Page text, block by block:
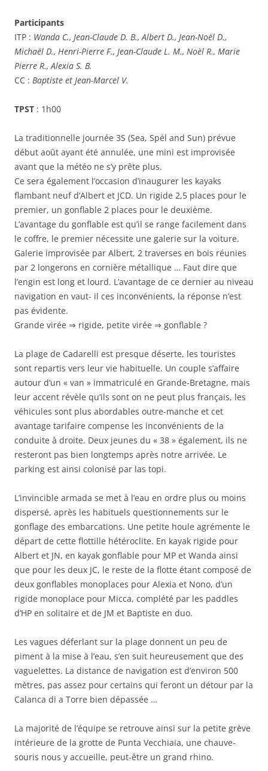
Participants
ITP : Wanda C., Jean-Claude D. B., Albert D., Jean-Noël D.,
Michaël D., Henri-Pierre F., Jean-Claude L. M., Noël R., Marie
Pierre R., Alexia S. B.
CC : Baptiste et Jean-Marcel V.
TPST : 1h00
La traditionnelle journée 3S (Sea, Spél and Sun) prévue
début août ayant été annulée, une mini est improvisée
avant que la météo ne s’y prête plus.
Ce sera également l’occasion d’inaugurer les kayaks
flambant neuf d’Albert et JCD. Un rigide 2,5 places pour le
premier, un gonflable 2 places pour le deuxième.
L’avantage du gonflable est qu’il se range facilement dans
le coffre, le premier nécessite une galerie sur la voiture.
Galerie improvisée par Albert, 2 traverses en bois réunies
par 2 longerons en cornière métallique … Faut dire que
l’engin est long et lourd. L’avantage de ce dernier au niveau
navigation en vaut- il ces inconvénients, la réponse n’est
pas évidente.
Grande virée ⇒ rigide, petite virée ⇒ gonflable ?
La plage de Cadarelli est presque déserte, les touristes
sont repartis vers leur vie habituelle. Un couple s’affaire
autour d’un « van » immatriculé en Grande-Bretagne, mais
leur accent révèle qu’ils sont on ne peut plus français, les
véhicules sont plus abordables outre-manche et cet
avantage tarifaire compense les inconvénients de la
conduite à droite. Deux jeunes du « 38 » également, ils ne
resteront pas bien longtemps après notre arrivée. Le
parking est ainsi colonisé par las topi.
L’invincible armada se met à l’eau en ordre plus ou moins
dispersé, après les habituels questionnements sur le
gonflage des embarcations. Une petite houle agrémente le
départ de cette flottille hétéroclite. En kayak rigide pour
Albert et JN, en kayak gonflable pour MP et Wanda ainsi
que pour les deux JC, le reste de la flotte étant composé de
deux gonflables monoplaces pour Alexia et Nono, d’un
rigide monoplace pour Micca, complété par les paddles
d’HP en solitaire et de JM et Baptiste en duo.
Les vagues déferlant sur la plage donnent un peu de
piment à la mise à l’eau, s’en suit heureusement que des
vaguelettes. La distance de navigation est d’environ 500
mètres, pas assez pour certains qui feront un détour par la
Calanca di a Torre bien dépassée …
La majorité de l’équipe se retrouve ainsi sur la petite grève
intérieure de la grotte de Punta Vecchiaia, une chauve-
souris nous y accueille, peut-être un grand rhino.